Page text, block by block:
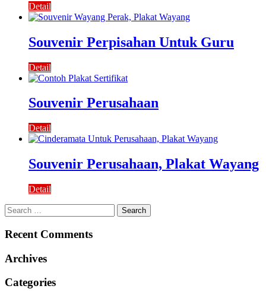
Detail
Souvenir Perpisahan Untuk Guru
Detail
Souvenir Perusahaan
Detail
Souvenir Perusahaan, Plakat Wayang
Detail
Search
for:
Recent Comments
Archives
Categories